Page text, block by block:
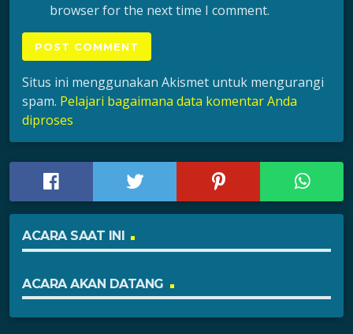
browser for the next time I comment.
Situs ini menggunakan Akismet untuk mengurangi
spam. Pelajari bagaimana data komentar Anda
diproses
ACARA SAAT INI
ACARA AKAN DATANG